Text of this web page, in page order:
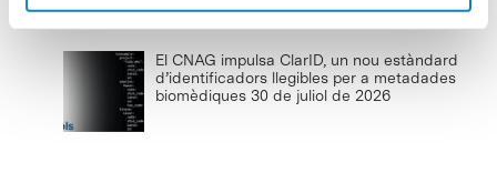
Últimes notícies
El CNAG impulsa ClarID, un nou estàndard
d’identificadors llegibles per a metadades
biomèdiques 30 de juliol de 2026